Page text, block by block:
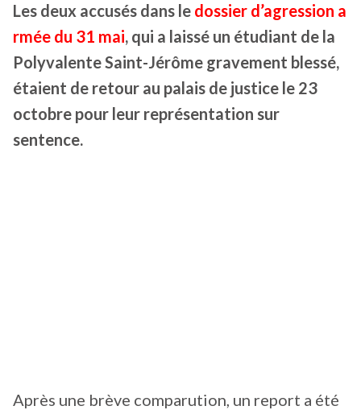
Les deux accusés dans le dossier d’agression a
rmée du 31 mai, qui a laissé un étudiant de la
Polyvalente Saint-Jérôme gravement blessé,
étaient de retour au palais de justice le 23
octobre pour leur représentation sur
sentence.
Après une brève comparution, un report a été